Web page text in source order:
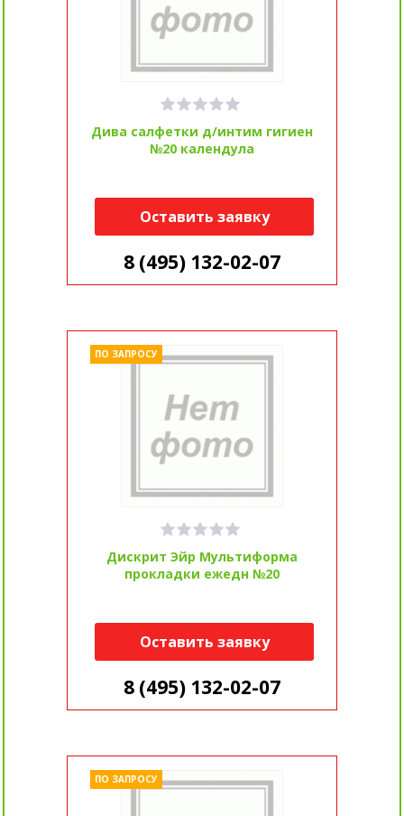
Дива салфетки д/интим гигиен
№20 календула
Оставить заявку
8 (495) 132-02-07
Дискрит Эйр Мультиформа
прокладки ежедн №20
ПО ЗАПРОСУ
Оставить заявку
8 (495) 132-02-07
ПО ЗАПРОСУ